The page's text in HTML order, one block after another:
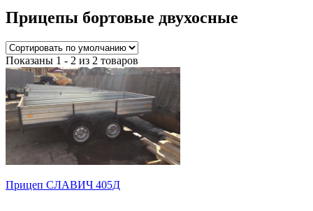
Прицепы бортовые двухосные
Показаны 1 - 2 из 2 товаров
Прицеп СЛАВИЧ 405Д